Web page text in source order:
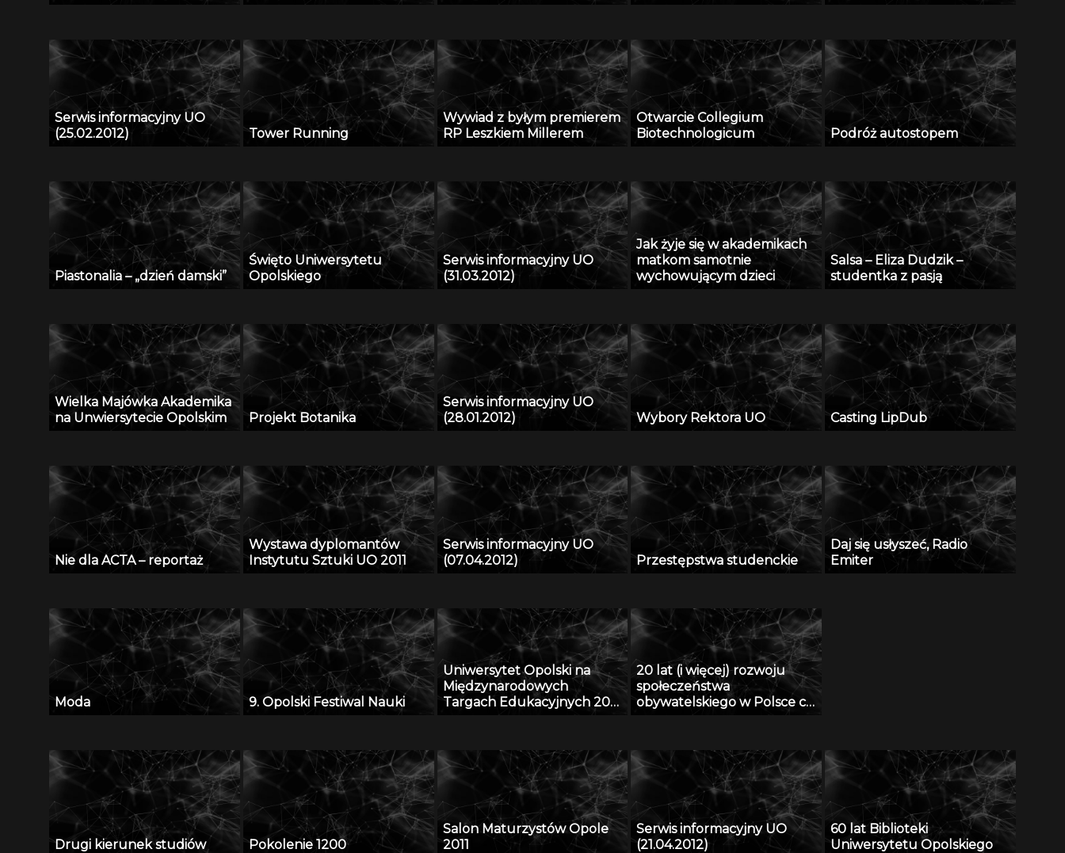
Serwis informacyjny UO
(25.02.2012)
Tower Running
Wywiad z byłym premierem
RP Leszkiem Millerem
Otwarcie Collegium
Biotechnologicum
Podróż autostopem
Piastonalia – „dzień damski”
Święto Uniwersytetu
Opolskiego
Serwis informacyjny UO
(31.03.2012)
Jak żyje się w akademikach
matkom samotnie
wychowującym dzieci
Salsa – Eliza Dudzik –
studentka z pasją
Wielka Majówka Akademika
na Unwiersytecie Opolskim
Projekt Botanika
Serwis informacyjny UO
(28.01.2012)
Wybory Rektora UO Casting LipDub
Nie dla ACTA – reportaż
Wystawa dyplomantów
Instytutu Sztuki UO 2011
Serwis informacyjny UO
(07.04.2012)
Przestępstwa studenckie
Daj się usłyszeć, Radio
Emiter
Moda 9. Opolski Festiwal Nauki
Uniwersytet Opolski na
Międzynarodowych
Targach Edukacyjnych 2011
20 lat (i więcej) rozwoju
społeczeństwa
obywatelskiego w Polsce cz.
Drugi kierunek studiów Pokolenie 1200
Salon Maturzystów Opole
2011
Serwis informacyjny UO
(21.04.2012)
60 lat Biblioteki
Uniwersytetu Opolskiego